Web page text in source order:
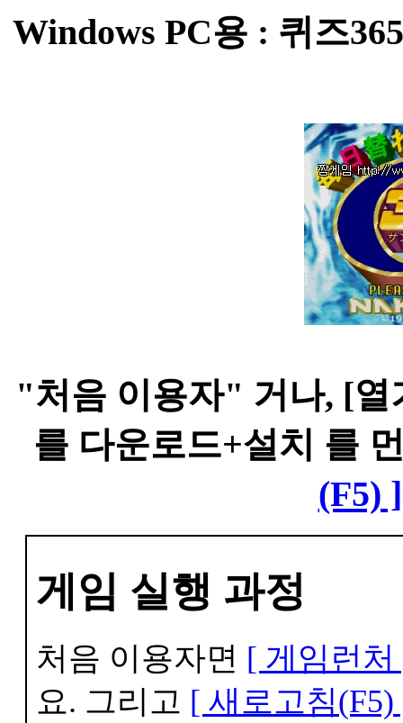
Windows PC용 : 퀴즈
"처음 이용자" 거나, [
를 다운로드+설치 를
(F5) ]
게임 실행 과정
처음 이용자면 [ 게임런처
요. 그리고 [ 새로고침(F5)